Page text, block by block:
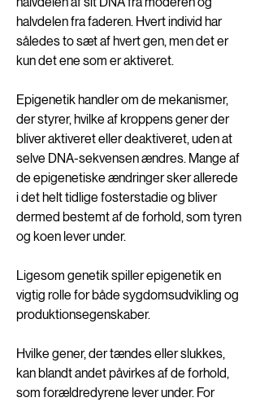
halvdelen fra faderen. Hvert individ har
således to sæt af hvert gen, men det er
kun det ene som er aktiveret.
Epigenetik handler om de mekanismer,
der styrer, hvilke af kroppens gener der
bliver aktiveret eller deaktiveret, uden at
selve DNA-sekvensen ændres. Mange af
de epigenetiske ændringer sker allerede
i det helt tidlige fosterstadie og bliver
dermed bestemt af de forhold, som tyren
og koen lever under.
Ligesom genetik spiller epigenetik en
vigtig rolle for både sygdomsudvikling og
produktionsegenskaber.
Hvilke gener, der tændes eller slukkes,
kan blandt andet påvirkes af de forhold,
som forældredyrene lever under. For